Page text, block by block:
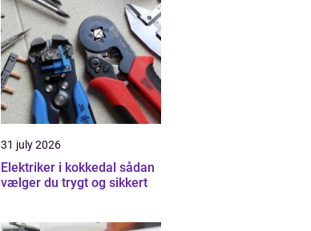
31 july 2026
Elektriker i kokkedal sådan
vælger du trygt og sikkert